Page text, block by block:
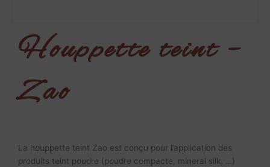
Houppette teint –
Zao
La houppette teint Zao est conçu pour l’application des
produits teint poudre (poudre compacte, mineral silk, …)